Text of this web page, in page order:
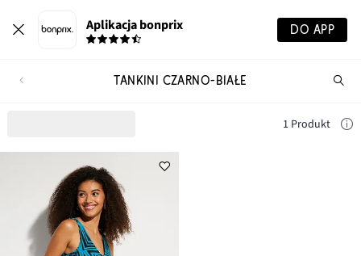
Aplikacja bonprix DO APP
TANKINI CZARNO-BIAŁE
1 Produkt